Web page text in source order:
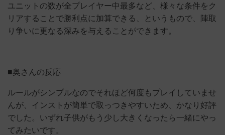
ユニットの数が全プレイヤー中最多など、様々な条件をク
リアすることで勝利点に加算できる、というもので、陣取
り争いに更なる深みを与えることができます。
■奥さんの反応
ルールがシンプルなのでそれほど何度もプレイしていませ
んが、インストが簡単で取っつきやすいため、かなり好評
でした。いずれ子供がもう少し大きくなったら一緒にやっ
てみたいです。